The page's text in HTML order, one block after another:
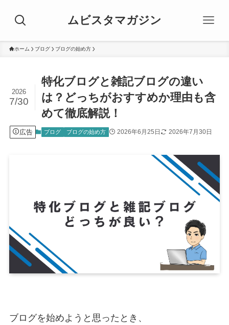
ムビスタマガジン
ホーム ブログ ブログの始め方
特化ブログと雑記ブログの違い
は？どっちがおすすめか理由も含
めて徹底解説！
2026
7/30
広告 ブログ ブログの始め方 2026年6月25日 2026年7月30日
ブログを始めようと思ったとき、